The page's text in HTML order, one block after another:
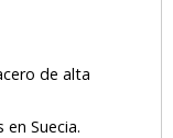
de alta
Suecia.